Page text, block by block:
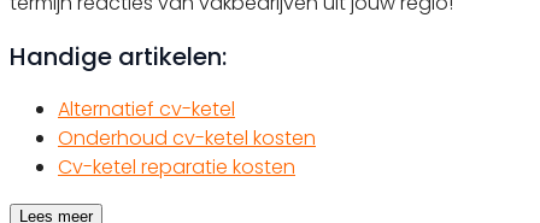
Handige artikelen:
Alternatief cv-ketel
Onderhoud cv-ketel kosten
Cv-ketel reparatie kosten
Lees meer